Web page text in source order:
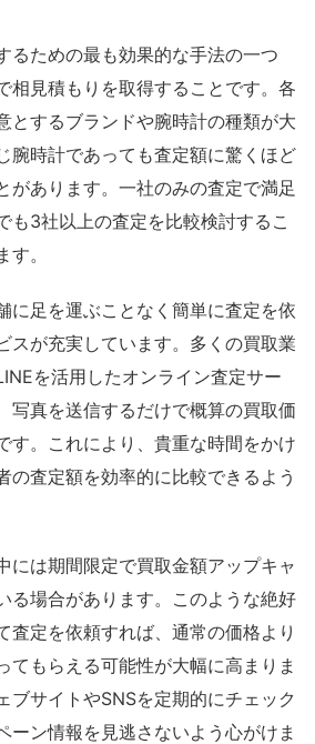
るための最も効果的な手法の一つ
相見積もりを取得することです。各
とするブランドや腕時計の種類が大
腕時計であっても査定額に驚くほど
があります。一社のみの査定で満足
も3社以上の査定を比較検討するこ
。
に足を運ぶことなく簡単に査定を依
スが充実しています。多くの買取業
を活用したオンライン査定サー
写真を送信するだけで概算の買取価
す。これにより、貴重な時間をかけ
の査定額を効率的に比較できるよう
には期間限定で買取金額アップキャ
る場合があります。このような絶好
査定を依頼すれば、通常の価格より
てもらえる可能性が大幅に高まりま
ブサイトやSNSを定期的にチェック
ーン情報を見逃さないよう心がけま